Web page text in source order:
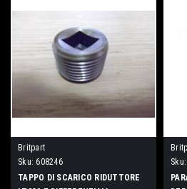
Britpart
Sku: 608246
TAPPO DI SCARICO RIDUTTORE
Sku: